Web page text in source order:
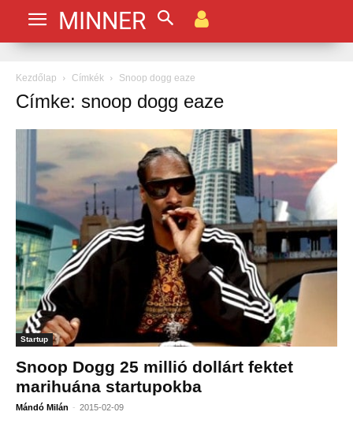
MINNER
Kezdőlap Címkék Snoop dogg eaze
Címke: snoop dogg eaze
Startup
Snoop Dogg 25 millió dollárt fektet
marihuána startupokba
Mándó Milán - 2015-02-09